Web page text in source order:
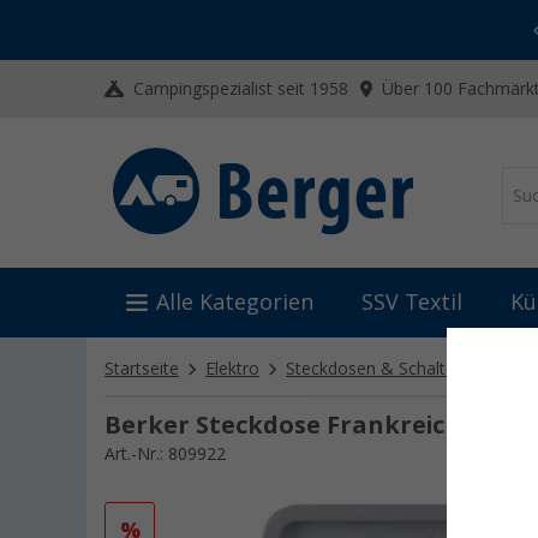
Campingspezialist seit 1958 Über 100
Alle Kategorien SSV Textil
Startseite Elektro Steckdosen & Schalter
Berker Steckdose Frankreich -
Art.-Nr.: 809922
%